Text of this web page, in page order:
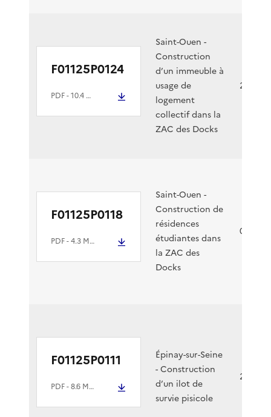
F01125P0124
PDF- 10.4 Mio
Saint-Ouen -
Construction
d’un immeuble à
usage de
logement
collectif dans la
ZAC des Docks
22/07/
F01125P0118
PDF- 4.3 Mio
Saint-Ouen -
Construction de
résidences
étudiantes dans
la ZAC des
Docks
03/07/
F01125P0111
PDF- 8.6 Mio
Épinay-sur-Seine
- Construction
d’un ilot de
survie pisicole
20/06/